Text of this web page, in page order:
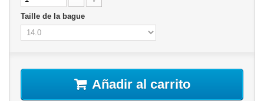
Taille de la bague
Añadir al carrito